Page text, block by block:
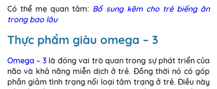
Có thể mẹ quan tâm: Bổ sung kẽm cho trẻ biếng ăn
trong bao lâu
Thực phẩm giàu omega – 3
Omega – 3là đóng vai trò quan trong sự phát triển của
não và khả năng miễn dịch ở trẻ. Đồng thời nó có góp
phần giảm tình trạng nối loại tâm trạng ở trẻ. Điều này